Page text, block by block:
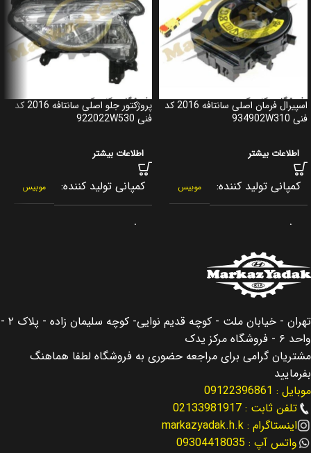
اسپیرال فرمان اصلی سانتافه 2016 کد
فنی 934902W310
اطلاعات بیشتر
کمپانی تولید کننده موبیس
برند
کشور سازنده کره جنوبی
مناسب برای سانتافه Santafe
مناسب برای سال
2013 – 2016
پروژکتور جلو اصلی سانتافه 2016 کد
فنی 922022W530
اطلاعات بیشتر
کمپانی تولید کننده موبیس
برند
مناسب برای سانتافه Santafe
تهران - خیابان ملت - کوچه قدیم نوایی- کوچه سلیمان زاده - پلاک ۲ -
واحد ۶ - فروشگاه مرکز یدک
مشتریان گرامی برای مراجعه حضوری به فروشگاه لطفا هماهنگ
بفرمایید
موبایل : 09122396861
تلفن ثابت : 02133981917
اینستاگرام : markazyadak.h.k
واتس آپ : 09304418035